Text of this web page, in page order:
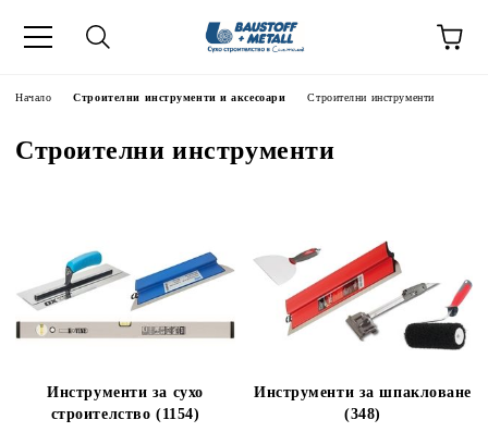
Начало Строителни инструменти и аксесоари Строителни инструменти
Строителни инструменти
Инструменти за сухо
строителство (1154)
Инструменти за шпакловане
(348)